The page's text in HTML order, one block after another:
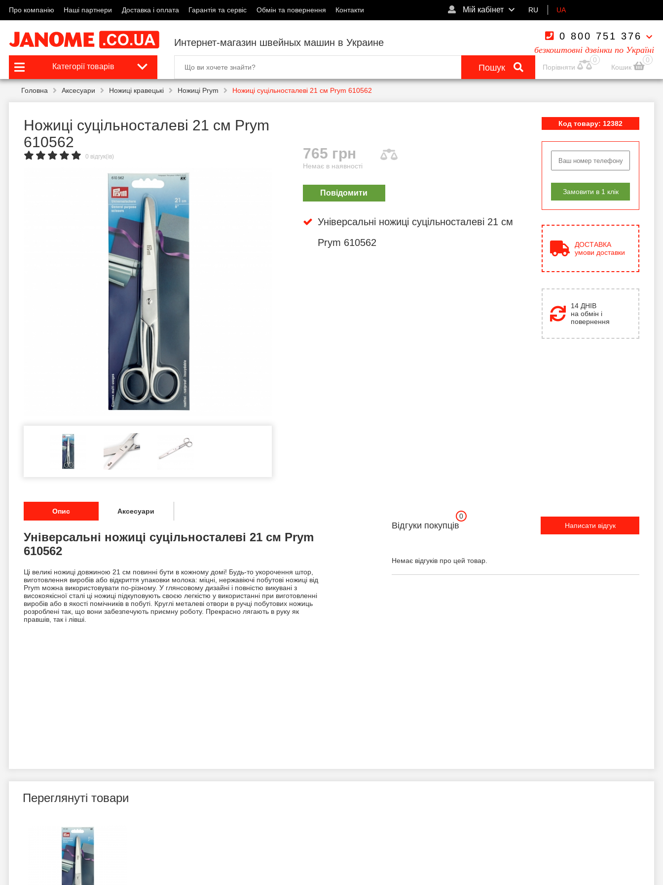
Про компанію Наші партнери Доставка і оплата Гарантія та сервіс Обмін та повернення Контакти Мій кабінет RU UA
Интернет-магазин швейных машин в Украине
0 800 751 376
безкоштовні дзвінки по Україні
Категорії товарів Пошук
0
Порівняти
0
Кошик
Головна Аксесуари Ножиці кравецькі Ножиці Prym Ножиці суцільносталеві 21 см Prym 610562
Ножиці суцільносталеві 21 см Prym
610562
0 відгук(ів) 765 грн
Немає в наявності
Повідомити
Універсальні ножиці суцільносталеві 21 см
Prym 610562
Код товару: 12382
Замовити в 1 клік
ДОСТАВКА
умови доставки
14 ДНІВ
на обмін і
повернення
Опис Аксесуари
Універсальні ножиці суцільносталеві 21 см Prym
610562
Ці великі ножиці довжиною 21 см повинні бути в кожному домі! Будь-то укорочення штор,
виготовлення виробів або відкриття упаковки молока: міцні, нержавіючі побутові ножиці від
Prym можна використовувати по-різному. У глянсовому дизайні і повністю викувані з
високоякісної сталі ці ножиці підкуповують своєю легкістю у використанні при виготовленні
виробів або в якості помічників в побуті. Круглі металеві отвори в ручці побутових ножиць
розроблені так, що вони забезпечують приємну роботу. Прекрасно лягають в руку як
правшів, так і лівші.
Відгуки покупців
0
Написати відгук
Немає відгуків про цей товар.
Переглянуті товари